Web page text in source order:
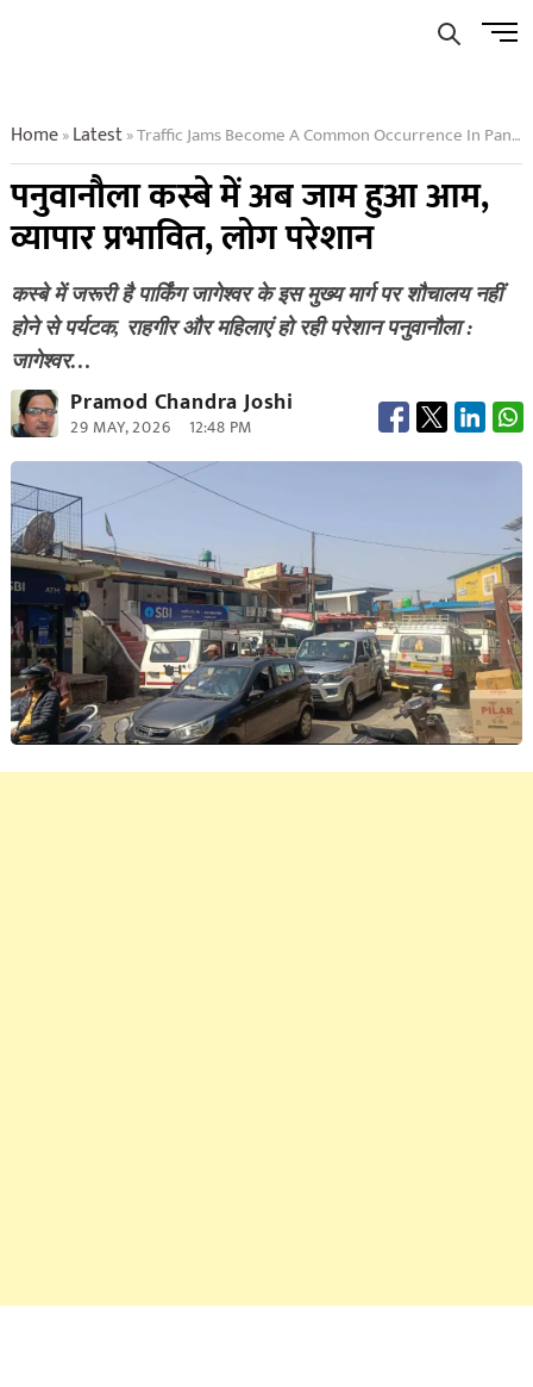
Menu
Home»Latest»Traffic Jams Become A Common Occurrence In Panuwanola Town
पनुवानौला कस्बे में अब जाम हुआ आम,
व्यापार प्रभावित, लोग परेशान
कस्बे में जरूरी है पार्किंग जागेश्वर के इस मुख्य मार्ग पर शौचालय नहीं
होने से पर्यटक, राहगीर और महिलाएं हो रही परेशान पनुवानौला :
जागेश्वर…
Pramod Chandra Joshi
29 MAY, 2026 12:48 PM